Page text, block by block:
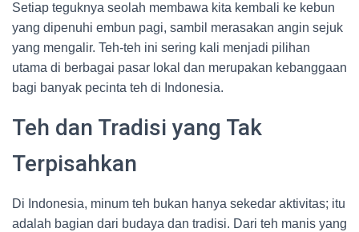
Setiap teguknya seolah membawa kita kembali ke kebun
yang dipenuhi embun pagi, sambil merasakan angin sejuk
yang mengalir. Teh-teh ini sering kali menjadi pilihan
utama di berbagai pasar lokal dan merupakan kebanggaan
bagi banyak pecinta teh di Indonesia.
Teh dan Tradisi yang Tak
Terpisahkan
Di Indonesia, minum teh bukan hanya sekedar aktivitas; itu
adalah bagian dari budaya dan tradisi. Dari teh manis yang